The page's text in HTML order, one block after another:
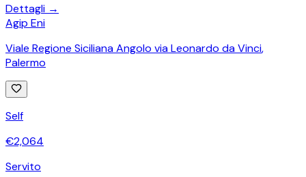
Dettagli →
Agip Eni
Viale Regione Siciliana Angolo via Leonardo da Vinci,
Palermo
Self
€2,064
Servito